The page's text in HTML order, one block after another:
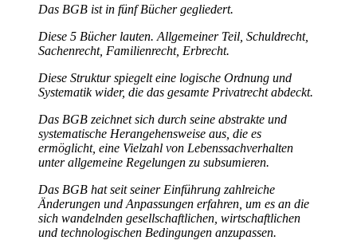
Das BGB ist in fünf Bücher gegliedert.
Diese 5 Bücher lauten. Allgemeiner Teil, Schuldrecht,
Sachenrecht, Familienrecht, Erbrecht.
Diese Struktur spiegelt eine logische Ordnung und
Systematik wider, die das gesamte Privatrecht abdeckt.
Das BGB zeichnet sich durch seine abstrakte und
systematische Herangehensweise aus, die es
ermöglicht, eine Vielzahl von Lebenssachverhalten
unter allgemeine Regelungen zu subsumieren.
Das BGB hat seit seiner Einführung zahlreiche
Änderungen und Anpassungen erfahren, um es an die
sich wandelnden gesellschaftlichen, wirtschaftlichen
und technologischen Bedingungen anzupassen.